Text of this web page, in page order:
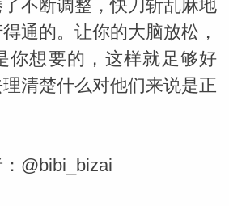
不断调整，快刀斩乱麻地
通的。让你的大脑放松，
你想要的，这样就足够好
清楚什么对他们来说是正
@bibi_bizai